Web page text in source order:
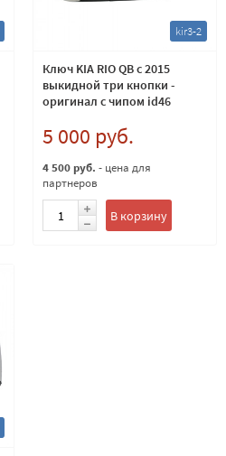
kir3-2
Ключ KIA RIO QB c 2015
выкидной три кнопки -
оригинал с чипом id46
5 000 руб.
4 500 руб. - цена для
партнеров
В корзину